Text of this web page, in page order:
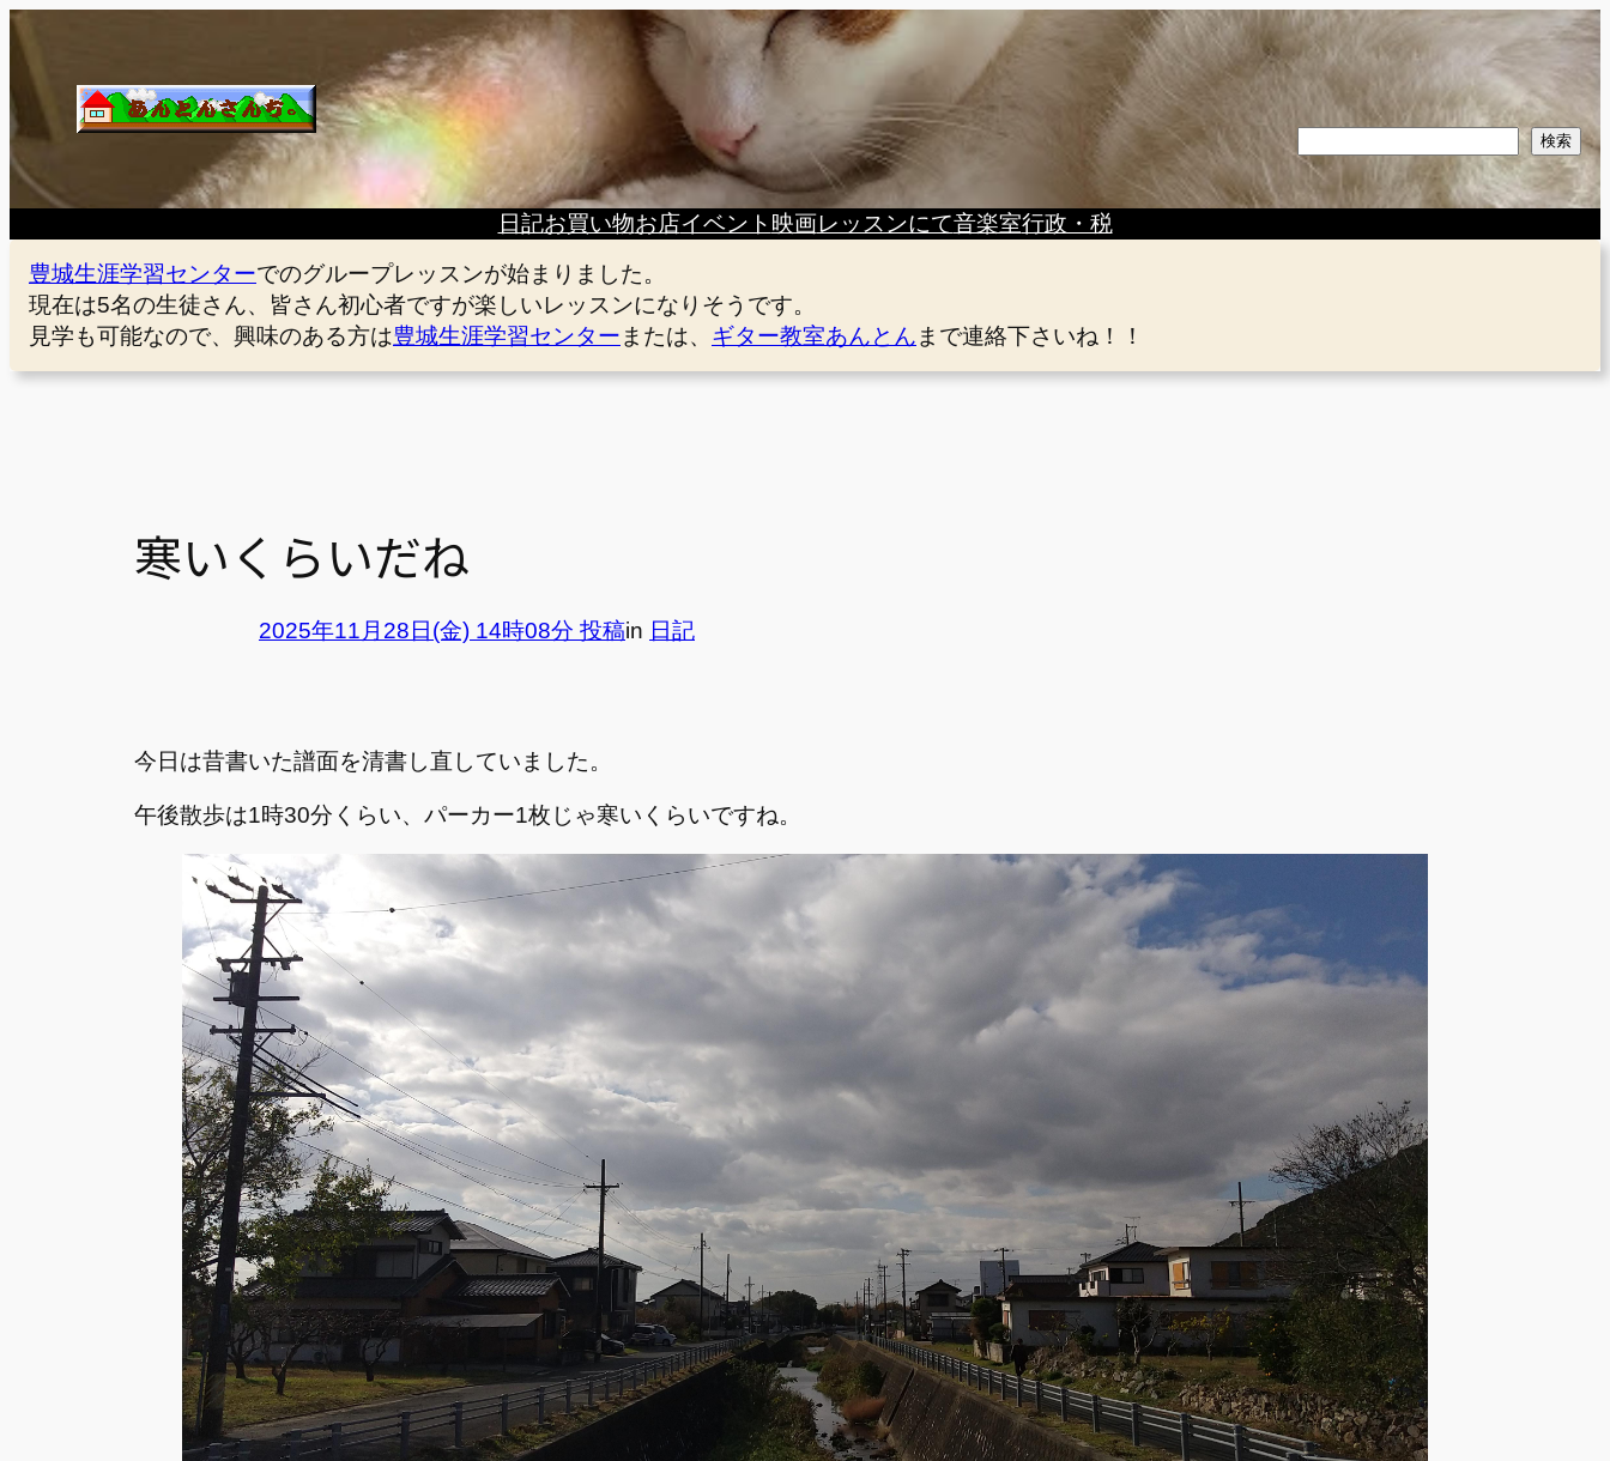
内
容
ス
キ
ッ
プ
索
検索
日記お買い物お店イベント 映画レッスンにて音楽室行政・税
豊城生涯学習センターでのグループレッスンが始まりました。
現在は5名の生徒さん、皆さん初心者ですが楽しいレッスンになりそうです。
見学も可能なので、興味のある方は豊城生涯学習センター または、 ギター教室あんとん まで連絡下さいね！！
寒いくらいだね
2025年11月28日(金) 14時08分 投稿in 日記
今日は昔書いた譜面を清書し直していました。
午後散歩は1時30分くらい、パーカー1枚じゃ寒いくらいですね。